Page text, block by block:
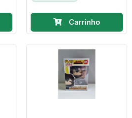
Carrinho